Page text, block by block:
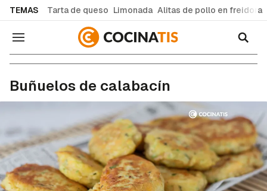
TEMAS Tarta de queso Limonada Alitas de pollo en freidora
Navegación
Buñuelos de calabacín